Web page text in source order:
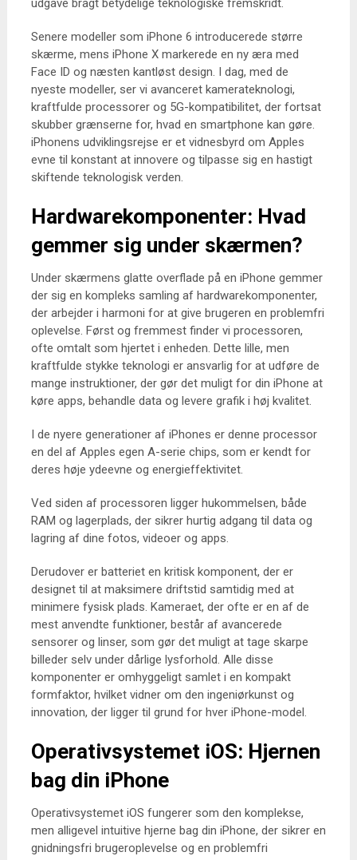
udgave bragt betydelige teknologiske fremskridt.
Senere modeller som iPhone 6 introducerede større
skærme, mens iPhone X markerede en ny æra med
Face ID og næsten kantløst design. I dag, med de
nyeste modeller, ser vi avanceret kamerateknologi,
kraftfulde processorer og 5G-kompatibilitet, der fortsat
skubber grænserne for, hvad en smartphone kan gøre.
iPhonens udviklingsrejse er et vidnesbyrd om Apples
evne til konstant at innovere og tilpasse sig en hastigt
skiftende teknologisk verden.
Hardwarekomponenter: Hvad
gemmer sig under skærmen?
Under skærmens glatte overflade på en iPhone gemmer
der sig en kompleks samling af hardwarekomponenter,
der arbejder i harmoni for at give brugeren en problemfri
oplevelse. Først og fremmest finder vi processoren,
ofte omtalt som hjertet i enheden. Dette lille, men
kraftfulde stykke teknologi er ansvarlig for at udføre de
mange instruktioner, der gør det muligt for din iPhone at
køre apps, behandle data og levere grafik i høj kvalitet.
I de nyere generationer af iPhones er denne processor
en del af Apples egen A-serie chips, som er kendt for
deres høje ydeevne og energieffektivitet.
Ved siden af processoren ligger hukommelsen, både
RAM og lagerplads, der sikrer hurtig adgang til data og
lagring af dine fotos, videoer og apps.
Derudover er batteriet en kritisk komponent, der er
designet til at maksimere driftstid samtidig med at
minimere fysisk plads. Kameraet, der ofte er en af de
mest anvendte funktioner, består af avancerede
sensorer og linser, som gør det muligt at tage skarpe
billeder selv under dårlige lysforhold. Alle disse
komponenter er omhyggeligt samlet i en kompakt
formfaktor, hvilket vidner om den ingeniørkunst og
innovation, der ligger til grund for hver iPhone-model.
Operativsystemet iOS: Hjernen
bag din iPhone
Operativsystemet iOS fungerer som den komplekse,
men alligevel intuitive hjerne bag din iPhone, der sikrer en
gnidningsfri brugeroplevelse og en problemfri